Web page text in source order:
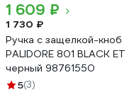
1 609 ₽
1 730 ₽
Ручка с защелкой-кноб
PALIDORE 801 BLACK ET
черный 98761550
5(3)